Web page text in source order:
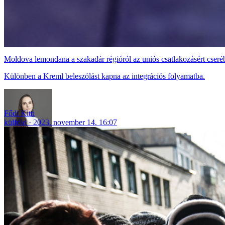
Moldova lemondana a szakadár régióról az uniós csatlakozásért
Különben a Kreml beleszólást kapna az integrációs folyamatba.
Fődi Kitti
külföld
2023. november 14. 16:07